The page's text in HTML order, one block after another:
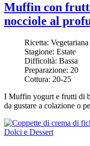
Muffin con
nocciole al
Ricetta: Vegetariana
Stagione: Estate
Difficoltà: Bassa
Preparazione: 20
Cottura: 20-25
I Muffin yogurt e frutti di
da gustare a colazione o
Dolci e Dessert